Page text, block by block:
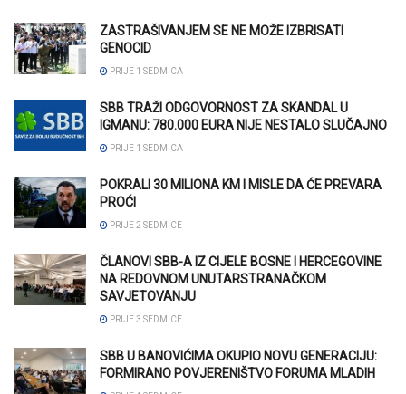
ZASTRAŠIVANJEM SE NE MOŽE IZBRISATI
GENOCID
PRIJE 1 SEDMICA
SBB TRAŽI ODGOVORNOST ZA SKANDAL U
IGMANU: 780.000 EURA NIJE NESTALO SLUČAJNO
PRIJE 1 SEDMICA
POKRALI 30 MILIONA KM I MISLE DA ĆE PREVARA
PROĆI
PRIJE 2 SEDMICE
ČLANOVI SBB-A IZ CIJELE BOSNE I HERCEGOVINE
NA REDOVNOM UNUTARSTRANAČKOM
SAVJETOVANJU
PRIJE 3 SEDMICE
SBB U BANOVIĆIMA OKUPIO NOVU GENERACIJU:
FORMIRANO POVJERENIŠTVO FORUMA MLADIH